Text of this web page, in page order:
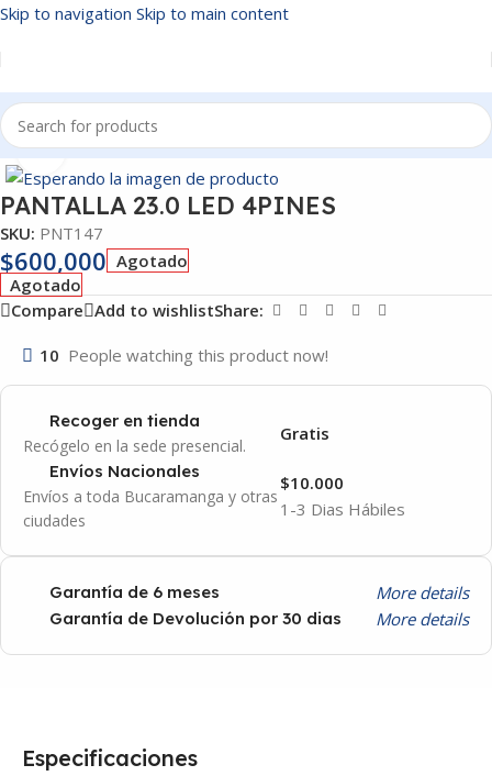
Skip to navigation Skip to main content
Inicio/PANTALLAS
Click to enlarge
PANTALLA 23.0 LED 4PINES
SKU: PNT147
$600,000 Agotado
Agotado
Compare Add to wishlistShare:
10 People watching this product now!
Recoger en tienda
Recógelo en la sede presencial.
Gratis
Envíos Nacionales
Envíos a toda Bucaramanga y otras
ciudades
1-3 Dias Hábiles
$10.000
Garantía de 6 meses More details
Garantía de Devolución por 30 dias More details
Especificaciones